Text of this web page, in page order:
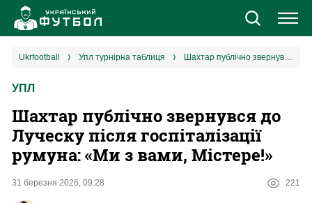
Новини
Єврокубки
УПЛ
ukrfootball упл турнірна таблиця Шахтар публічно звернувся до Луческу після госпіталізації румуна: «‎Ми з вами, Містере!»
УПЛ
Шахтар публічно звернувся до
Луческу після госпіталізації
румуна: «‎Ми з вами, Містере!»
31 березня 2026, 09:28 221